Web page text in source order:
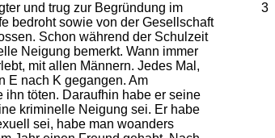
3
und trug zur Begründung im
bedroht sowie von der Gesellschaft
Schon während der Schulzeit
Neigung bemerkt. Wann immer
mit allen Männern. Jedes Mal,
E nach K gegangen. Am
töten. Daraufhin habe er seine
kriminelle Neigung sei. Er habe
sei, habe man woanders